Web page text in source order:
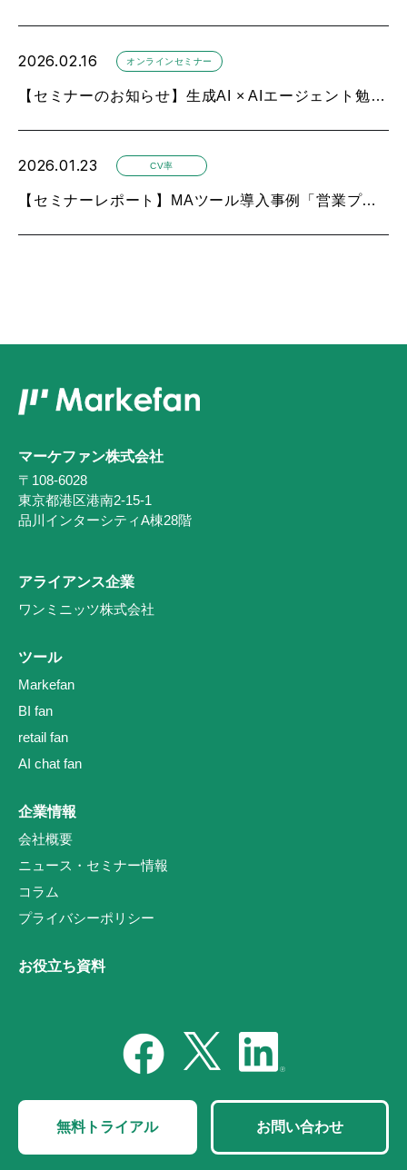
2026.02.16 オンラインセミナー
【セミナーのお知らせ】生成AI × AIエージェント勉強会
2026.01.23 CV率
【セミナーレポート】MAツール導入事例「営業プロセスの自動化」（2026年1月）
マーケファン株式会社
〒108-6028
東京都港区港南2-15-1
品川インターシティA棟28階
アライアンス企業
ワンミニッツ株式会社
ツール
Markefan
BI fan
retail fan
AI chat fan
企業情報
会社概要
ニュース・セミナー情報
コラム
プライバシーポリシー
お役立ち資料
無料トライアル お問い合わせ